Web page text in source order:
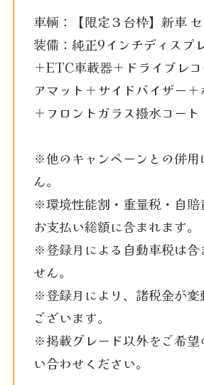
車輌：【限定３台枠】新車
装備：純正9インチディスプ
＋ETC車載器＋ドライブレ
アマット＋サイドバイザー＋
＋フロントガラス撥水コート
※他のキャンペーンとの併用
ん。
※環境性能割・重量税・自賠
お支払い総額に含まれます。
※登録月による自動車税は含
せん。
※登録月により、諸税金が変
ございます。
※掲載グレード以外をご希望
い合わせください。